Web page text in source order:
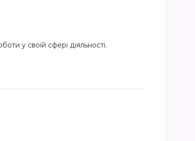
у своїй сфері діяльності.